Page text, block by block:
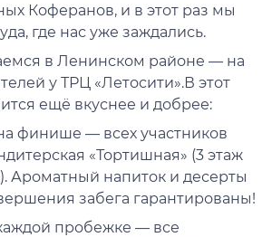
Коферанов, и в этот раз мы
где нас уже заждались.
в Ленинском районе — на
у ТРЦ «Летосити».В этот
ещё вкуснее и добрее:
финише — всех участников
«Тортишная» (3 этаж
Ароматный напиток и десерты
забега гарантированы!
пробежке — все